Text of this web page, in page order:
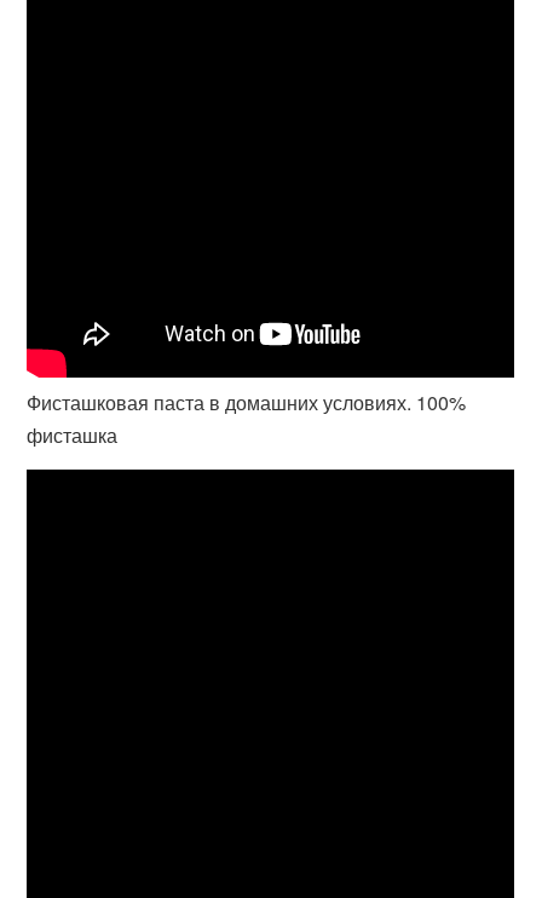
Фисташковая паста в домашних условиях. 100%
фисташка